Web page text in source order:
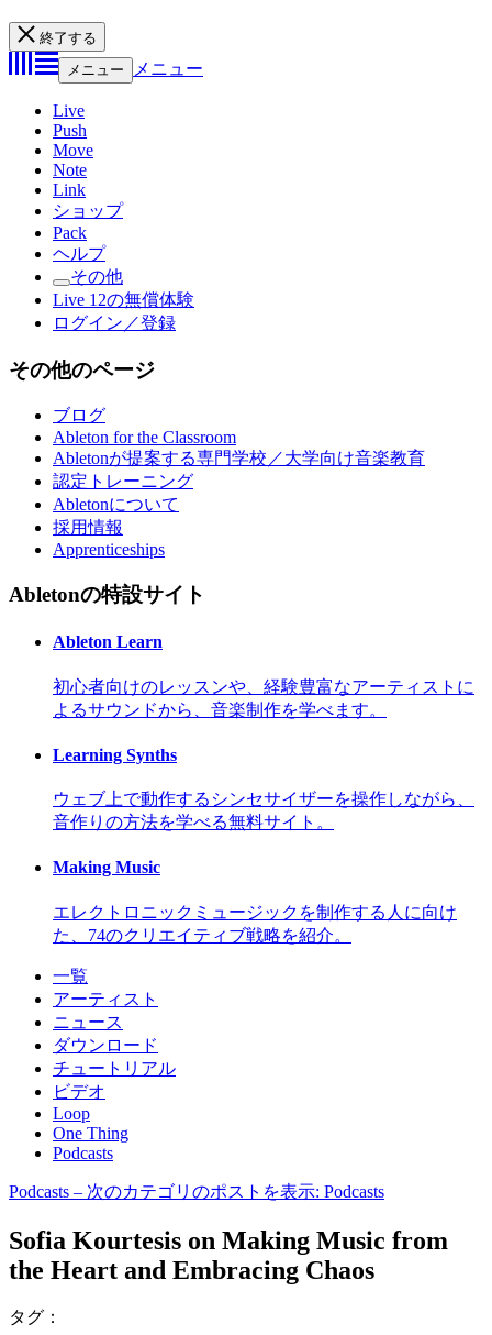
終了する
メニュー
メニュー
Live
Push
Move
Note
Link
ショップ
Pack
ヘルプ
その他
Live 12の無償体験
ログイン／登録
その他のページ
ブログ
Ableton for the Classroom
Abletonが提案する専門学校／大学向け音楽教育
認定トレーニング
Abletonについて
採用情報
Apprenticeships
Abletonの特設サイト
Ableton Learn
初心者向けのレッスンや、経験豊富なアーティストに
よるサウンドから、音楽制作を学べます。
Learning Synths
ウェブ上で動作するシンセサイザーを操作しながら、
音作りの方法を学べる無料サイト。
Making Music
エレクトロニックミュージックを制作する人に向け
た、74のクリエイティブ戦略を紹介。
一覧
アーティスト
ニュース
ダウンロード
チュートリアル
ビデオ
Loop
One Thing
Podcasts
Podcasts – 次のカテゴリのポストを表示: Podcasts
Sofia Kourtesis on Making Music from
the Heart and Embracing Chaos
タグ：